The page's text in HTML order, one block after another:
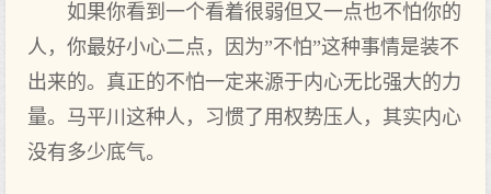
如果你看到一个看着很弱但又一点也不怕你的
人，你最好小心二点，因为”不怕”这种事情是装不
出来的。真正的不怕一定来源于内心无比强大的力
量。马平川这种人，习惯了用权势压人，其实内心
没有多少底气。